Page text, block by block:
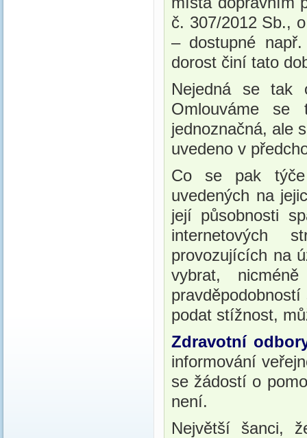
č. 307/2012 Sb.,
– dostupné
dorost činí tato
Nejedná se tak
Omlouváme se
jednoznačná, ale
uvedeno v
Co se pak
uvedených na
její působnosti
internetových
provozujících na
vybrat,
pravděpodobností
podat stížnost,
Zdravotní
informování
se žádostí o
není.
Největší šanci,